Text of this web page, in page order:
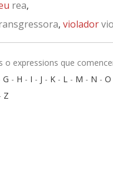
rea,
, violador
o expressions que
G - H - I - J - K - L - M - N - O
Z